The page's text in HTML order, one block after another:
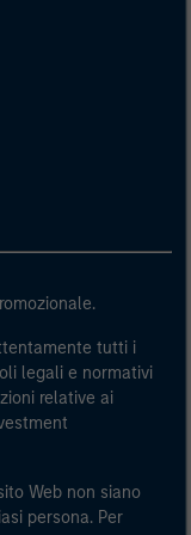
tutti i
legali e normativi
relative ai
Web non siano
persona. Per